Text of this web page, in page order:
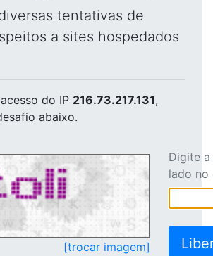
tentativas de
a sites hospedados
do IP 216.73.217.131,
abaixo.
[trocar imagem]
Digite
lado no